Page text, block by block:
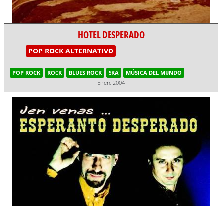
HOTEL DESPERADO
POP ROCK ALTERNATIVO
POP ROCK ROCK BLUES ROCK SKA
MÚSICA DEL MUNDO
Enero 2004